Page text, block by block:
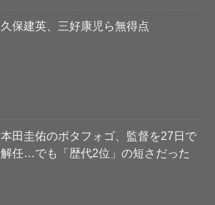
久保建英、三好康児ら無得点
本田圭佑のボタフォゴ、監督を27日で
解任…でも「歴代2位」の短さだった